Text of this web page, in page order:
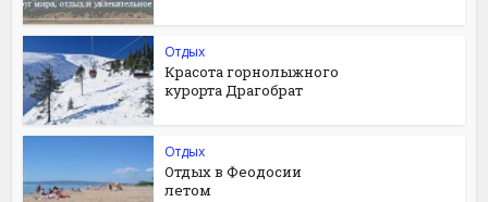
Отдых
Красота горнолыжного
курорта Драгобрат
Отдых
Отдых в Феодосии
летом